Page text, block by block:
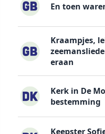
En toen
Kraampjes,
eraan
Kerk in De
bestemming
Keepster